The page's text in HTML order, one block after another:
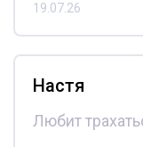
19.07.26
Настя
Любит